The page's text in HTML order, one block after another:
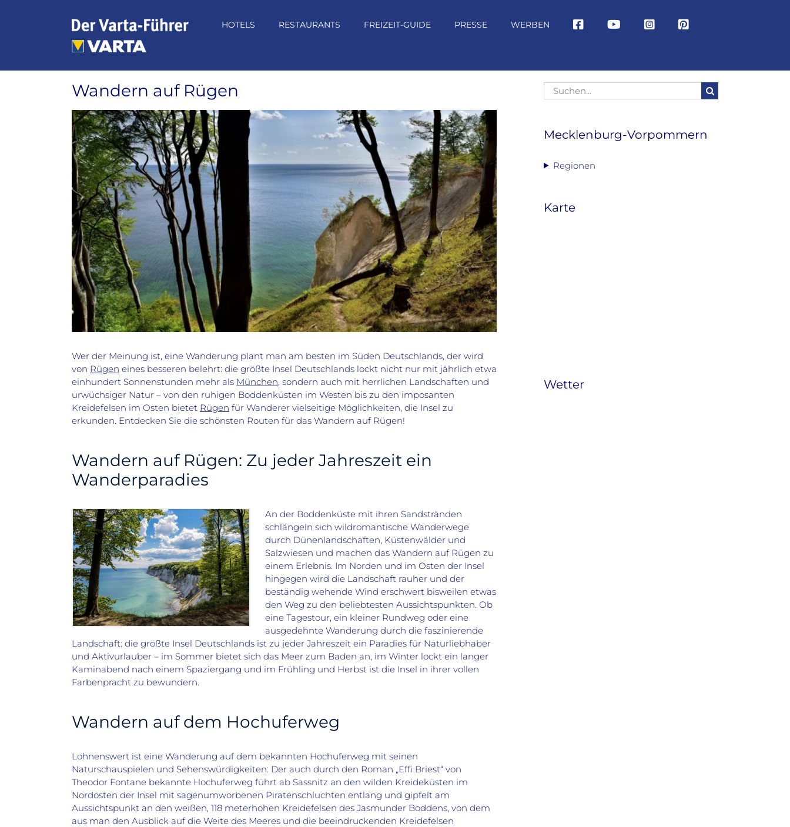
HOTELS RESTAURANTS FREIZEIT-GUIDE PRESSE WERBEN
Wandern auf Rügen
Zeige
grösseres
Bild
Wer der Meinung ist, eine Wanderung plant man am besten im Süden Deutschlands, der wird
von Rügen eines besseren belehrt: die größte Insel Deutschlands lockt nicht nur mit jährlich etwa
einhundert Sonnenstunden mehr als München, sondern auch mit herrlichen Landschaften und
urwüchsiger Natur – von den ruhigen Boddenküsten im Westen bis zu den imposanten
Kreidefelsen im Osten bietet Rügen für Wanderer vielseitige Möglichkeiten, die Insel zu
erkunden. Entdecken Sie die schönsten Routen für das Wandern auf Rügen!
Wandern auf Rügen: Zu jeder Jahreszeit ein
Wanderparadies
An der Boddenküste mit ihren Sandstränden
schlängeln sich wildromantische Wanderwege
durch Dünenlandschaften, Küstenwälder und
Salzwiesen und machen das Wandern auf Rügen zu
einem Erlebnis. Im Norden und im Osten der Insel
hingegen wird die Landschaft rauher und der
beständig wehende Wind erschwert bisweilen etwas
den Weg zu den beliebtesten Aussichtspunkten. Ob
eine Tagestour, ein kleiner Rundweg oder eine
ausgedehnte Wanderung durch die faszinierende
Landschaft: die größte Insel Deutschlands ist zu jeder Jahreszeit ein Paradies für Naturliebhaber
und Aktivurlauber – im Sommer bietet sich das Meer zum Baden an, im Winter lockt ein langer
Kaminabend nach einem Spaziergang und im Frühling und Herbst ist die Insel in ihrer vollen
Farbenpracht zu bewundern.
Wandern auf dem Hochuferweg
Lohnenswert ist eine Wanderung auf dem bekannten Hochuferweg mit seinen
Naturschauspielen und Sehenswürdigkeiten: Der auch durch den Roman „Effi Briest“ von
Theodor Fontane bekannte Hochuferweg führt ab Sassnitz an den wilden Kreideküsten im
Nordosten der Insel mit sagenumworbenen Piratenschluchten entlang und gipfelt am
Aussichtspunkt an den weißen, 118 meterhohen Kreidefelsen des Jasmunder Boddens, von dem
aus man den Ausblick auf die Weite des Meeres und die beeindruckenden Kreidefelsen
Suche
nach:
Mecklenburg-Vorpommern
Regionen
Karte
Wetter